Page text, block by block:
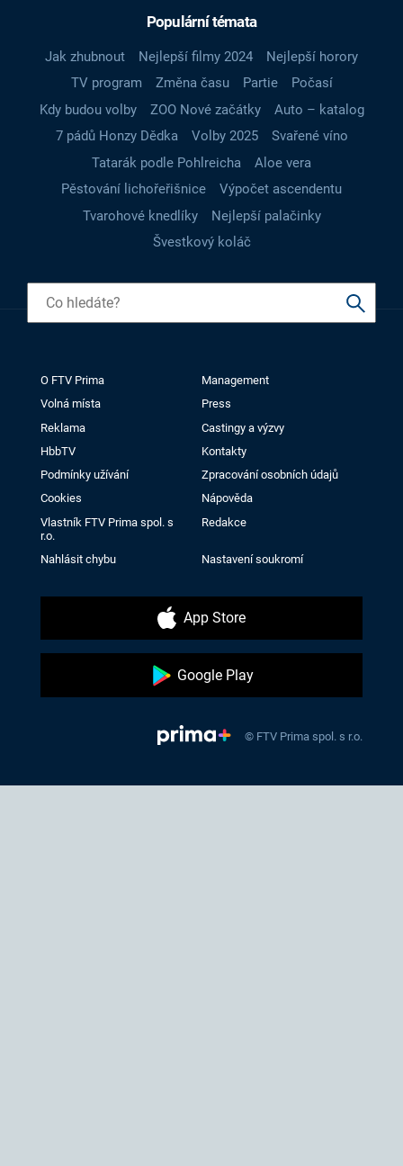
Populární témata
Jak zhubnout Nejlepší filmy 2024
Nejlepší horory
TV program
Změna času Partie
Počasí
Kdy budou volby
ZOO Nové začátky
Auto – katalog
7 pádů Honzy Dědka
Volby 2025
Svařené víno
Tatarák podle Pohlreicha
Aloe vera
Pěstování lichořeřišnice
Výpočet ascendentu
Tvarohové knedlíky
Nejlepší palačinky
Švestkový koláč
O FTV Prima
Management
Volná místa
Press
Reklama
Castingy a výzvy
HbbTV
Kontakty
Podmínky užívání
Zpracování osobních údajů
Cookies
Nápověda
Vlastník FTV Prima spol. s
r.o.
Redakce
Nahlásit chybu Nastavení soukromí
App Store
Google Play
© FTV Prima spol. s r.o.